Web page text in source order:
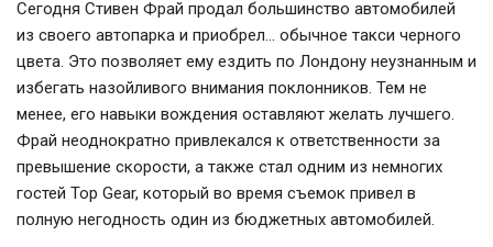
Сегодня Стивен Фрай продал большинство автомобилей
из своего автопарка и приобрел… обычное такси черного
цвета. Это позволяет ему ездить по Лондону неузнанным и
избегать назойливого внимания поклонников. Тем не
менее, его навыки вождения оставляют желать лучшего.
Фрай неоднократно привлекался к ответственности за
превышение скорости, а также стал одним из немногих
гостей Top Gear, который во время съемок привел в
полную негодность один из бюджетных автомобилей.